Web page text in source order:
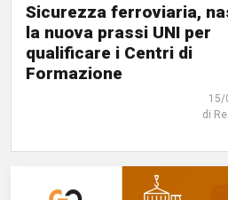
Sicurezza ferroviaria,
la nuova prassi UNI per
qualificare i Centri di
Formazione
15/
di